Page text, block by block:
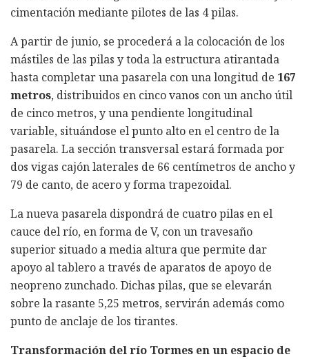
cimentación mediante pilotes de las 4 pilas.
A partir de junio, se procederá a la colocación de los
mástiles de las pilas y toda la estructura atirantada
hasta completar una pasarela con una longitud de 167
metros, distribuidos en cinco vanos con un ancho útil
de cinco metros, y una pendiente longitudinal
variable, situándose el punto alto en el centro de la
pasarela. La sección transversal estará formada por
dos vigas cajón laterales de 66 centímetros de ancho y
79 de canto, de acero y forma trapezoidal.
La nueva pasarela dispondrá de cuatro pilas en el
cauce del río, en forma de V, con un travesaño
superior situado a media altura que permite dar
apoyo al tablero a través de aparatos de apoyo de
neopreno zunchado. Dichas pilas, que se elevarán
sobre la rasante 5,25 metros, servirán además como
punto de anclaje de los tirantes.
Transformación del río Tormes en un espacio de